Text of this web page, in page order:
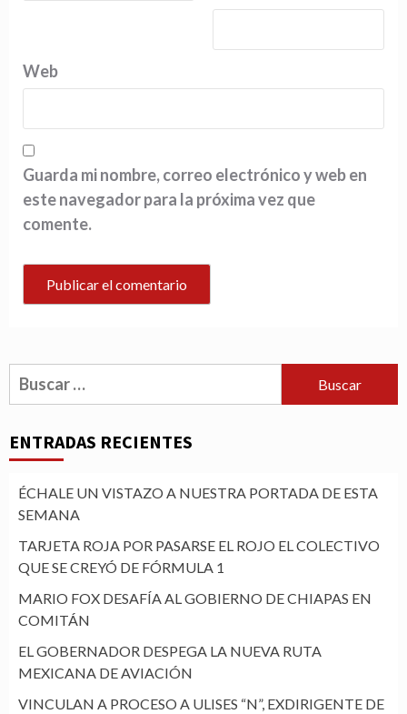
Web
Guarda mi nombre, correo electrónico y web en
este navegador para la próxima vez que
comente.
Buscar:
ENTRADAS RECIENTES
ÉCHALE UN VISTAZO A NUESTRA PORTADA DE ESTA
SEMANA
TARJETA ROJA POR PASARSE EL ROJO EL COLECTIVO
QUE SE CREYÓ DE FÓRMULA 1
MARIO FOX DESAFÍA AL GOBIERNO DE CHIAPAS EN
COMITÁN
EL GOBERNADOR DESPEGA LA NUEVA RUTA
MEXICANA DE AVIACIÓN
VINCULAN A PROCESO A ULISES “N”, EXDIRIGENTE DE